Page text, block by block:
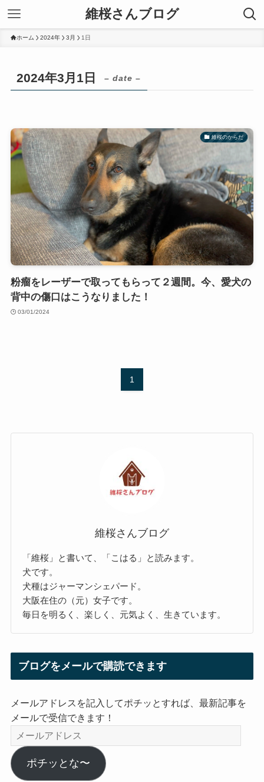
維桜さんブログ
ホーム 2024年 3月 1日
2024年3月1日 – date –
維桜のからだ
粉瘤をレーザーで取ってもらって２週間。今、愛犬の
背中の傷口はこうなりました！
03/01/2024
1
維桜さんブログ
「維桜」と書いて、「こはる」と読みます。
犬です。
犬種はジャーマンシェパード。
大阪在住の（元）女子です。
毎日を明るく、楽しく、元気よく、生きています。
ブログをメールで購読できます
メールアドレスを記入してポチッとすれば、最新記事を
メールで受信できます！
メ
ー
ル
ア
ポチッとな〜